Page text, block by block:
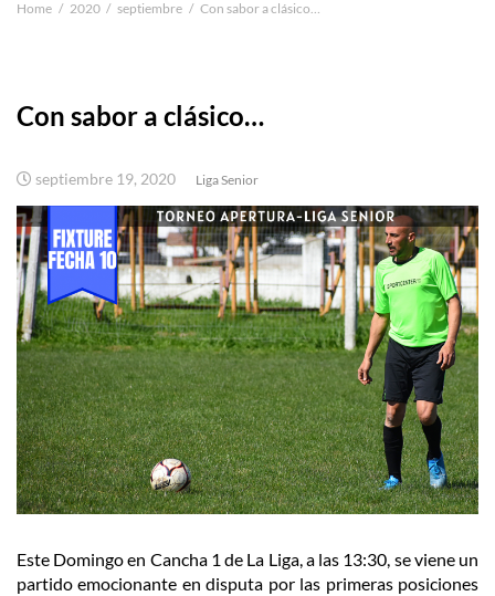
Home 2020 septiembre Con sabor a clásico…
Con sabor a clásico…
septiembre 19, 2020 Liga Senior
Este Domingo en Cancha 1 de La Liga, a las 13:30, se viene un
partido emocionante en disputa por las primeras posiciones